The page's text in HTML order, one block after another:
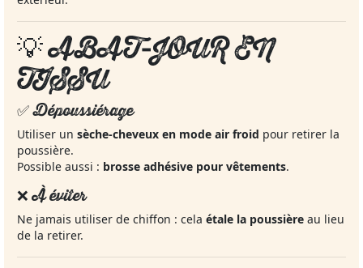
💡ABAT‑JOUR EN
TISSU
✅ Dépoussiérage
Utiliser un sèche‑cheveux en mode air froid pour retirer la
poussière.
Possible aussi : brosse adhésive pour vêtements.
❌ À éviter
Ne jamais utiliser de chiffon : cela étale la poussière au lieu
de la retirer.